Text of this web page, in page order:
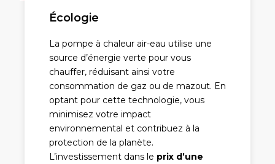
Écologie
La pompe à chaleur air-eau utilise une
source d’énergie verte pour vous
chauffer, réduisant ainsi votre
consommation de gaz ou de mazout. En
optant pour cette technologie, vous
minimisez votre impact
environnemental et contribuez à la
protection de la planète.
L’investissement dans le prix d’une